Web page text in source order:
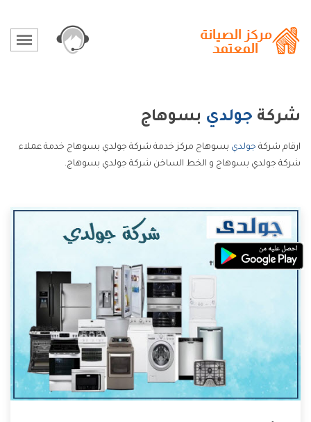
شركة جولدي بسوهاج
ارقام شركة جولدي بسوهاج مركز خدمة شركة جولدي بسوهاج خدمة عملاء
شركة جولدي بسوهاج و الخط الساخن شركة جولدي بسوهاج.